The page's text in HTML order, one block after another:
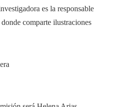
es la responsable
comparte ilustraciones